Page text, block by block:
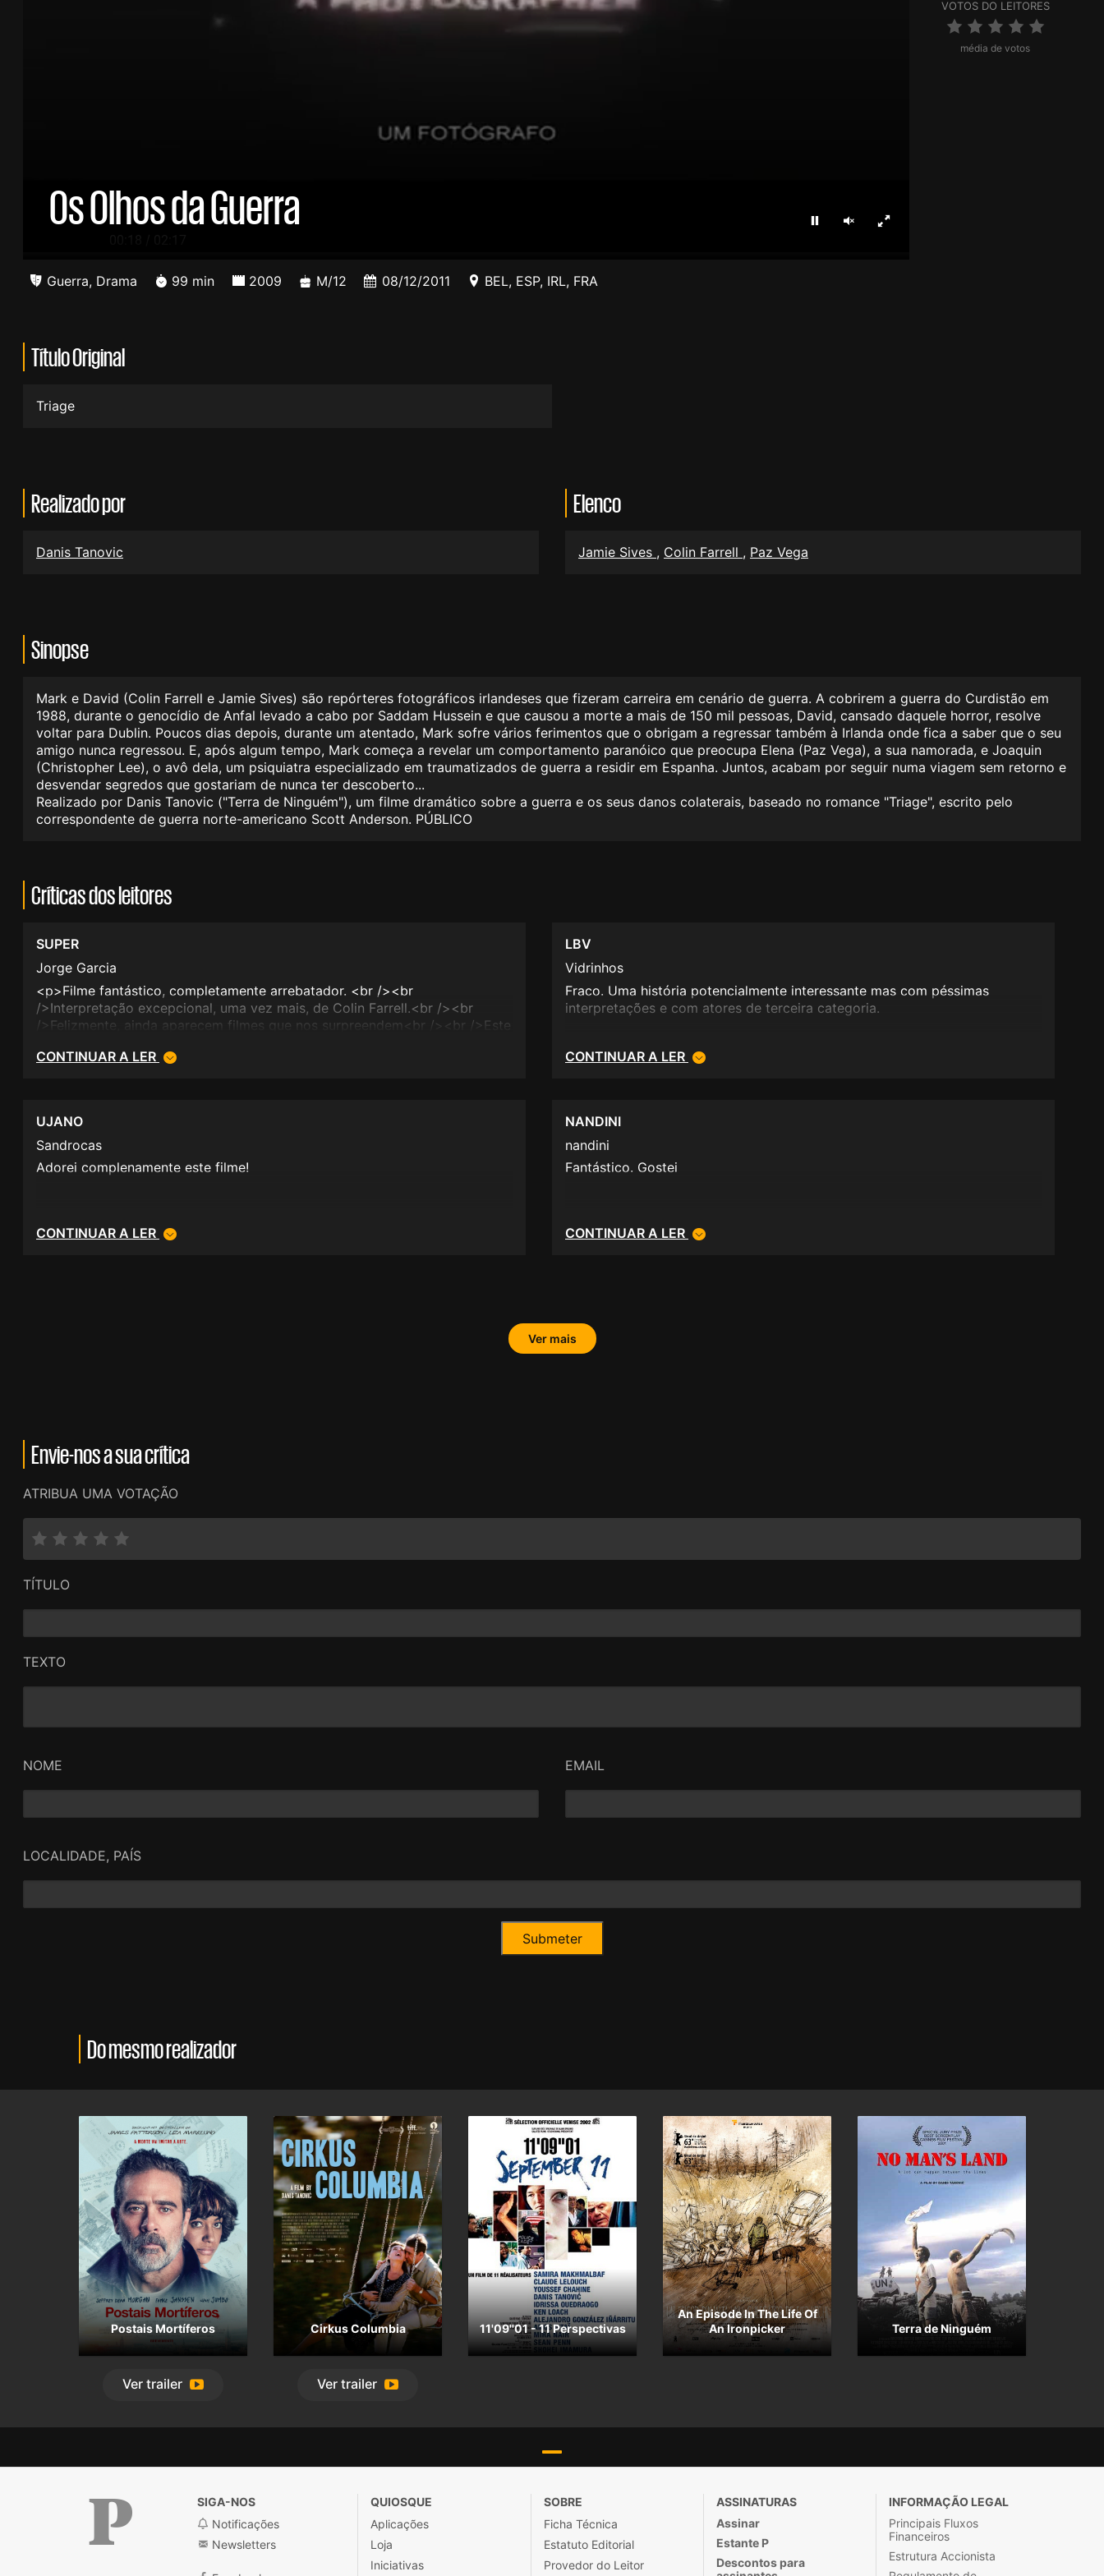
PararLigar somEcrã inteiro
Os Olhos da Guerra
VOTOS DO LEITORES
média de votos
Guerra, Drama 99 min 2009 M/12 08/12/2011 BEL, ESP, IRL, FRA
Título Original
Triage
Realizado por
Danis Tanovic
Elenco
Jamie Sives , Colin Farrell , Paz Vega
Sinopse
Mark e David (Colin Farrell e Jamie Sives) são repórteres fotográficos irlandeses que fizeram carreira em cenário de guerra. A cobrirem a guerra do Curdistão em
1988, durante o genocídio de Anfal levado a cabo por Saddam Hussein e que causou a morte a mais de 150 mil pessoas, David, cansado daquele horror, resolve
voltar para Dublin. Poucos dias depois, durante um atentado, Mark sofre vários ferimentos que o obrigam a regressar também à Irlanda onde fica a saber que o seu
amigo nunca regressou. E, após algum tempo, Mark começa a revelar um comportamento paranóico que preocupa Elena (Paz Vega), a sua namorada, e Joaquin
(Christopher Lee), o avô dela, um psiquiatra especializado em traumatizados de guerra a residir em Espanha. Juntos, acabam por seguir numa viagem sem retorno e
desvendar segredos que gostariam de nunca ter descoberto...
Realizado por Danis Tanovic ("Terra de Ninguém"), um filme dramático sobre a guerra e os seus danos colaterais, baseado no romance "Triage", escrito pelo
correspondente de guerra norte-americano Scott Anderson. PÚBLICO
Críticas dos leitores
SUPER
Jorge Garcia
<p>Filme fantástico, completamente arrebatador. <br /><br
/>Interpretação excepcional, uma vez mais, de Colin Farrell.<br /><br
/>Felizmente, ainda aparecem filmes que nos surpreendem<br /><br />Este
CONTINUAR A LER
LBV
Vidrinhos
Fraco. Uma história potencialmente interessante mas com péssimas
interpretações e com atores de terceira categoria.
CONTINUAR A LER
UJANO
Sandrocas
Adorei complenamente este filme!
CONTINUAR A LER
NANDINI
nandini
Fantástico. Gostei
CONTINUAR A LER
Ver mais
Envie-nos a sua crítica
ATRIBUA UMA VOTAÇÃO
TÍTULO
TEXTO
NOME EMAIL
LOCALIDADE, PAÍS
Do mesmo realizador
Postais Mortíferos
Ver trailer
Cirkus Columbia
Ver trailer
11'09''01 - 11 Perspectivas
An Episode In The Life Of
An Ironpicker
Terra de Ninguém
SIGA-NOS
Notificações
Newsletters
QUIOSQUE
Aplicações
Loja
Iniciativas
SOBRE
Ficha Técnica
Estatuto Editorial
Provedor do Leitor
ASSINATURAS
Assinar
Estante P
Descontos para
INFORMAÇÃO LEGAL
Principais Fluxos
Financeiros
Estrutura Accionista